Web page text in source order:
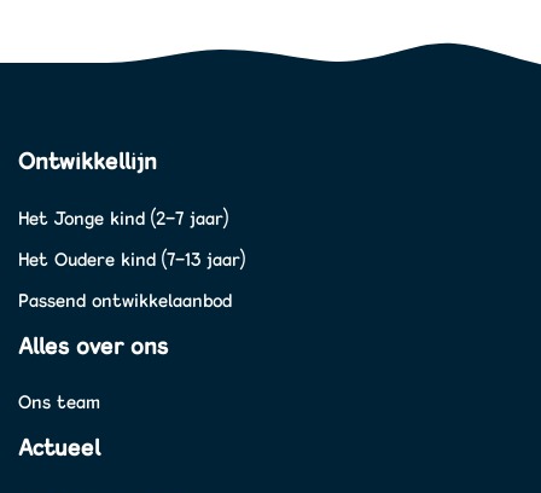
Ontwikkellijn
Het Jonge kind (2-7 jaar)
Het Oudere kind (7-13 jaar)
Passend ontwikkelaanbod
Alles over ons
Ons team
Actueel